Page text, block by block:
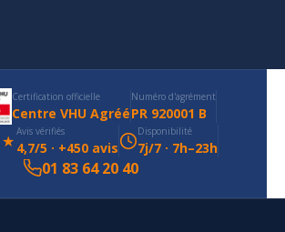
Certification officielle
Centre VHU Agréé
Numéro d'agrément
PR 920001 B
Avis vérifiés
4,7/5 · +450 avis
Disponibilité
7j/7 · 7h–23h
01 83 64 20 40